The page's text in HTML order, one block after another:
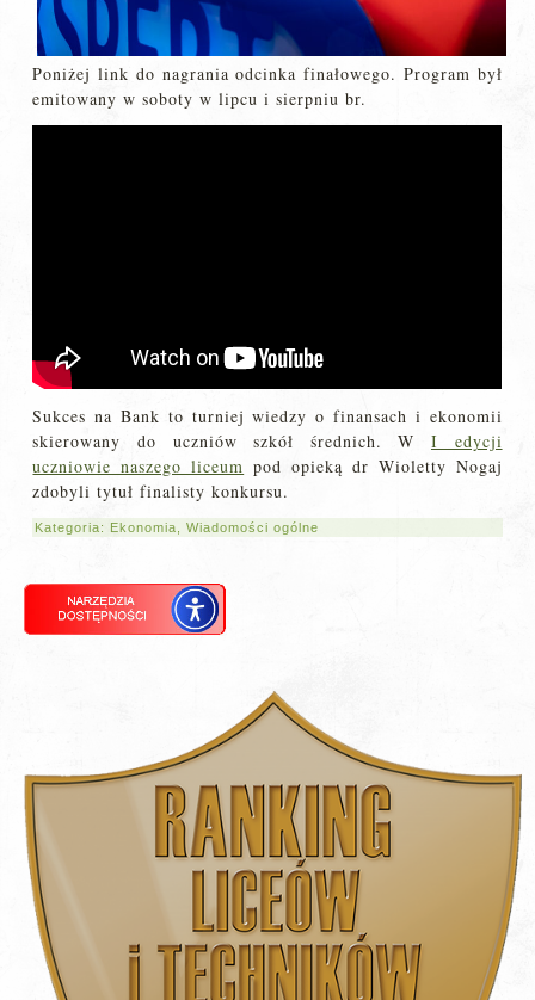
Poniżej link do nagrania odcinka finałowego. Program był
emitowany w soboty w lipcu i sierpniu br.
Sukces na Bank to turniej wiedzy o finansach i ekonomii
skierowany do uczniów szkół średnich. W I edycji
uczniowie naszego liceum pod opieką dr Wioletty Nogaj
zdobyli tytuł finalisty konkursu.
Kategoria: Ekonomia ,Wiadomości ogólne